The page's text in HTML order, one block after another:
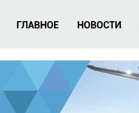
ГЛАВНОЕ НОВОСТИ